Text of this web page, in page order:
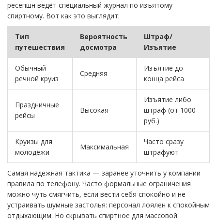
ресепшн ведёт специальный журнал по изъятому
спиртному. Вот как это выглядит:
Тип
путешествия
Вероятность
досмотра
Штраф/
Изъятие
Обычный
речной круиз
Средняя
Изъятие до
конца рейса
Праздничные
рейсы
Высокая
Изъятие либо
штраф (от 1000
руб.)
Круизы для
молодёжи
Максимальная
Часто сразу
штрафуют
Самая надёжная тактика — заранее уточнить у компании
правила по телефону. Часто формальные ограничения
можно чуть смягчить, если вести себя спокойно и не
устраивать шумные застолья: персонал лоялен к спокойным
отдыхающим. Но скрывать спиртное для массовой